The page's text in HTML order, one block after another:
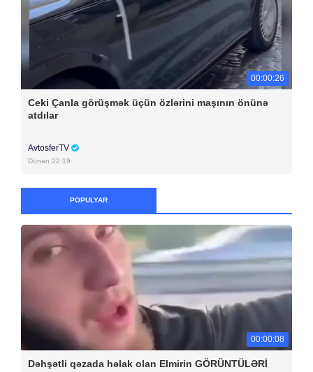
00:00:26
Ceki Çanla görüşmək üçün özlərini maşının önünə
atdılar
AvtosferTV
Dünən 22:19
POPULYAR
00:00:08
Dəhşətli qəzada həlak olan Elmirin GÖRÜNTÜLƏRİ